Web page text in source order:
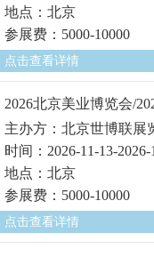
地点：北京
参展费：5000-10000
点击查看详情
2026北京美业博览会/
主办方：北京世博联展
时间：2026-11-13-2026-
地点：北京
参展费：5000-10000
点击查看详情